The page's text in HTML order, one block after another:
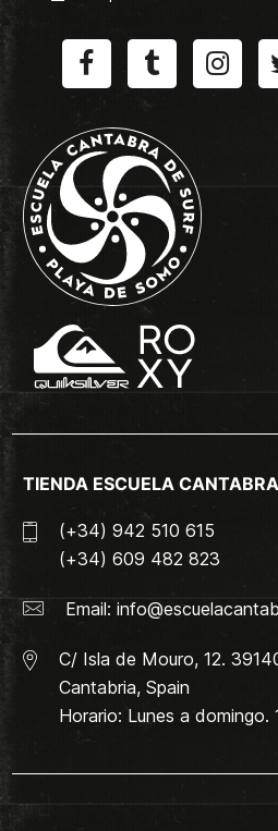
TIENDA ESCUELA
(+34) 942 510 615
(+34) 609 482 823
Email:
C/ Isla de Mouro, 12.
Cantabria, Spain
Horario: Lunes a domingo.